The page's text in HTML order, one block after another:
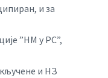
и за
”НМ у РС”,
и НЗ